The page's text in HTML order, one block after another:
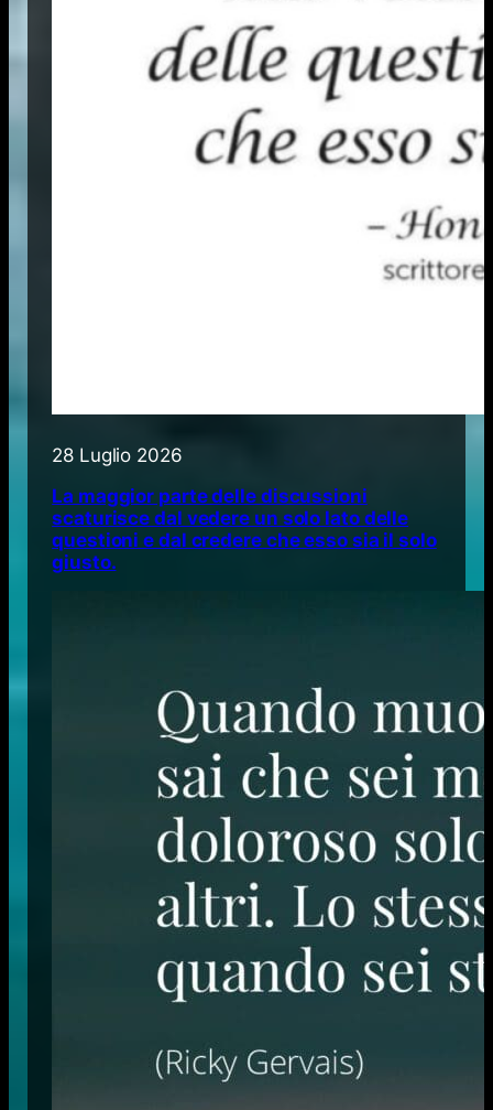
28 Luglio 2026
La maggior parte delle discussioni
scaturisce dal vedere un solo lato delle
questioni e dal credere che esso sia il solo
giusto.